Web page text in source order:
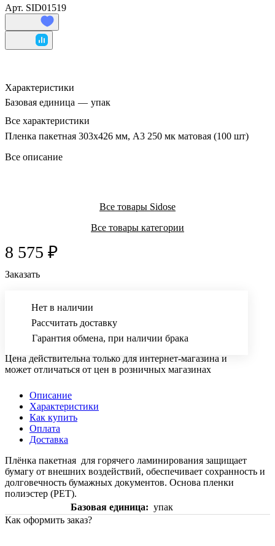
Арт. SID01519
Характеристики
Базовая единица — упак
Все характеристики
Пленка пакетная 303x426 мм, А3 250 мк матовая (100 шт)
Все описание
Все товары Sidose
Все товары категории
8 575 ₽
Заказать
Нет в наличии
Рассчитать доставку
Гарантия обмена, при наличии брака
Цена действительна только для интернет-магазина и
может отличаться от цен в розничных магазинах
Описание
Характеристики
Как купить
Оплата
Доставка
Плёнка пакетная для горячего ламинирования защищает
бумагу от внешних воздействий, обеспечивает сохранность и
долговечность бумажных документов. Основа пленки
полиэстер (PET).
Базовая единица
упак
Как оформить заказ?